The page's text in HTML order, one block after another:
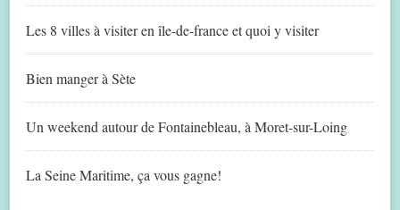
Les 8 villes à visiter en île-de-france et quoi y visiter
Bien manger à Sète
Un weekend autour de Fontainebleau, à Moret-sur-Loing
La Seine Maritime, ça vous gagne!